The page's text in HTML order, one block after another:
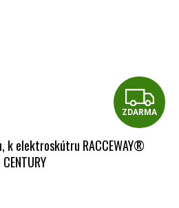
ZDARMA
k elektroskútru RACCEWAY®
CENTURY